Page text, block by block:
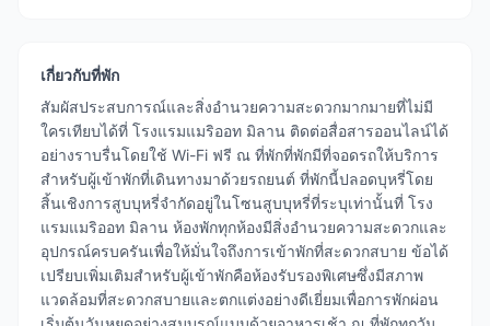
เกี่ยวกับที่พัก
สัมผัสประสบการณ์และสิ่งอำนวยความสะดวกมากมายที่ไม่มี
ใครเทียบได้ที่ โรงแรมแมริออท มิลาน ติดต่อสื่อสารออนไลน์ได้
อย่างราบรื่นโดยใช้ Wi-Fi ฟรี ณ ที่พักที่พักมีที่จอดรถให้บริการ
สำหรับผู้เข้าพักที่เดินทางมาด้วยรถยนต์ ที่พักนี้ปลอดบุหรี่โดย
สิ้นเชิงการสูบบุหรี่จำกัดอยู่ในโซนสูบบุหรี่ที่ระบุเท่านั้นที่ โรง
แรมแมริออท มิลาน ห้องพักทุกห้องมีสิ่งอำนวยความสะดวกและ
อุปกรณ์ครบครันเพื่อให้มั่นใจถึงการเข้าพักที่สะดวกสบาย ข้อได้
เปรียบเพิ่มเติมสำหรับผู้เข้าพักคือห้องรับรองพิเศษซึ่งมีสภาพ
แวดล้อมที่สะดวกสบายและตกแต่งอย่างดีเยี่ยมเพื่อการพักผ่อน